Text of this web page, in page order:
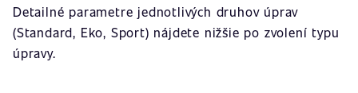
Detailné parametre jednotlivých druhov úprav
(Standard, Eko, Sport) nájdete nižšie po zvolení typu
úpravy.